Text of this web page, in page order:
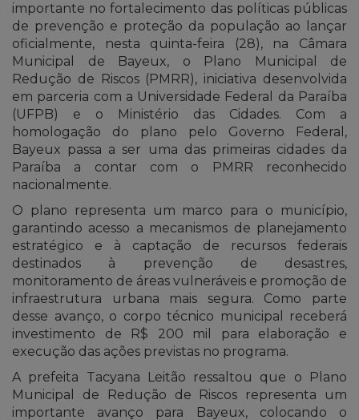
importante no fortalecimento das políticas públicas
de prevenção e proteção da população ao lançar
oficialmente, nesta quinta-feira (28), na Câmara
Municipal de Bayeux, o Plano Municipal de
Redução de Riscos (PMRR), iniciativa desenvolvida
em parceria com a Universidade Federal da Paraíba
(UFPB) e o Ministério das Cidades. Com a
homologação do plano pelo Governo Federal,
Bayeux passa a ser uma das primeiras cidades da
Paraíba a contar com o PMRR reconhecido
nacionalmente.
O plano representa um marco para o município,
garantindo acesso a mecanismos de planejamento
estratégico e à captação de recursos federais
destinados à prevenção de desastres,
monitoramento de áreas vulneráveis e promoção de
infraestrutura urbana mais segura. Como parte
desse avanço, o corpo técnico municipal receberá
investimento de R$ 200 mil para elaboração e
execução das ações previstas no programa.
A prefeita Tacyana Leitão ressaltou que o Plano
Municipal de Redução de Riscos representa um
importante avanço para Bayeux, colocando o